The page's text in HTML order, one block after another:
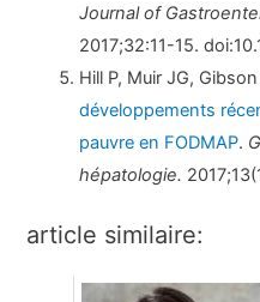
Journal of
2017;32:11-15.
Hill P, Muir JG,
développements
pauvre en FODMAP.
hépatologie.
article similaire: